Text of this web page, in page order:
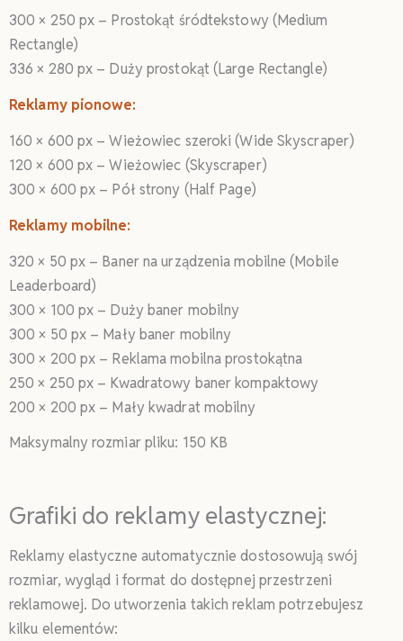
300 × 250 px – Prostokąt śródtekstowy (Medium
Rectangle)
336 × 280 px – Duży prostokąt (Large Rectangle)
Reklamy pionowe:
160 × 600 px – Wieżowiec szeroki (Wide Skyscraper)
120 × 600 px – Wieżowiec (Skyscraper)
300 × 600 px – Pół strony (Half Page)
Reklamy mobilne:
320 × 50 px – Baner na urządzenia mobilne (Mobile
Leaderboard)
300 × 100 px – Duży baner mobilny
300 × 50 px – Mały baner mobilny
300 × 200 px – Reklama mobilna prostokątna
250 × 250 px – Kwadratowy baner kompaktowy
200 × 200 px – Mały kwadrat mobilny
Maksymalny rozmiar pliku: 150 KB
Grafiki do reklamy elastycznej:
Reklamy elastyczne automatycznie dostosowują swój
rozmiar, wygląd i format do dostępnej przestrzeni
reklamowej. Do utworzenia takich reklam potrzebujesz
kilku elementów: